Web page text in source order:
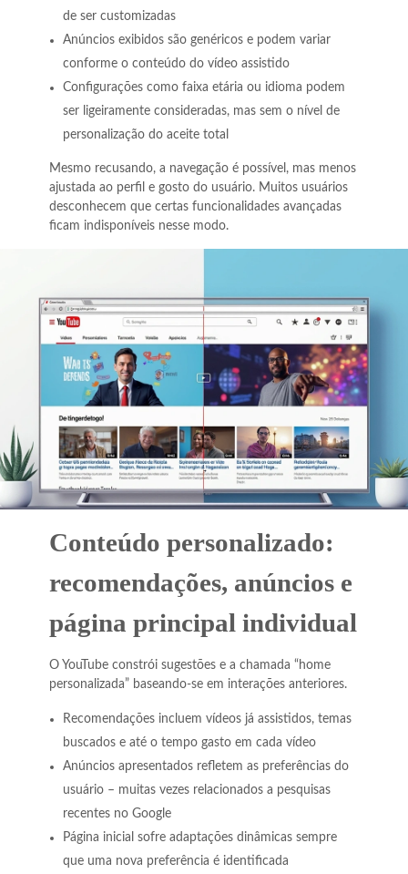
de ser customizadas
Anúncios exibidos são genéricos e podem variar
conforme o conteúdo do vídeo assistido
Configurações como faixa etária ou idioma podem
ser ligeiramente consideradas, mas sem o nível de
personalização do aceite total
Mesmo recusando, a navegação é possível, mas menos
ajustada ao perfil e gosto do usuário. Muitos usuários
desconhecem que certas funcionalidades avançadas
ficam indisponíveis nesse modo.
Conteúdo personalizado:
recomendações, anúncios e
página principal individual
O YouTube constrói sugestões e a chamada “home
personalizada” baseando-se em interações anteriores.
Recomendações incluem vídeos já assistidos, temas
buscados e até o tempo gasto em cada vídeo
Anúncios apresentados refletem as preferências do
usuário – muitas vezes relacionados a pesquisas
recentes no Google
Página inicial sofre adaptações dinâmicas sempre
que uma nova preferência é identificada